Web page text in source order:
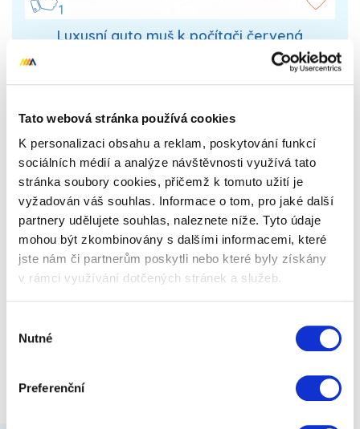
Tato webová stránka používá cookies
K personalizaci obsahu a reklam, poskytování funkcí
sociálních médií a analýze návštěvnosti využívá tato
stránka soubory cookies, přičemž k tomuto užití je
vyžadován váš souhlas. Informace o tom, pro jaké další
partnery udělujete souhlas, naleznete níže. Tyto údaje
mohou být zkombinovány s dalšími informacemi, které
jste nám či partnerům poskytli nebo které byly získány
v rámci využívání dotčených stránek a služeb.
souhlasu
Nutné
Preferenční
1
Luxusní auto myš k počítači červená
Bezdrátová optická myš auto červená. Originální
k domácímu počítači či notebooku.…
499 Kč Zobrazit více